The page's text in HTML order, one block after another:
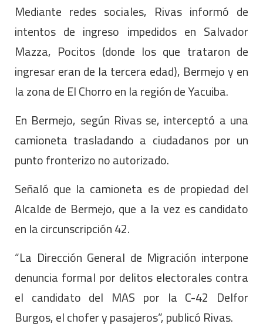
Mediante redes sociales, Rivas informó de
intentos de ingreso impedidos en Salvador
Mazza, Pocitos (donde los que trataron de
ingresar eran de la tercera edad), Bermejo y en
la zona de El Chorro en la región de Yacuiba.
En Bermejo, según Rivas se, interceptó a una
camioneta trasladando a ciudadanos por un
punto fronterizo no autorizado.
Señaló que la camioneta es de propiedad del
Alcalde de Bermejo, que a la vez es candidato
en la circunscripción 42.
“La Dirección General de Migración interpone
denuncia formal por delitos electorales contra
el candidato del MAS por la C-42 Delfor
Burgos, el chofer y pasajeros”, publicó Rivas.